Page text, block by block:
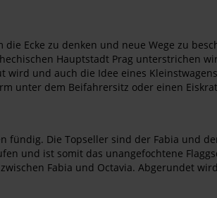
Ecke zu denken und neue Wege zu
Hauptstadt Prag unterstrichen
wird und auch die Idee eines
unter dem Beifahrersitz oder einen
fündig. Die Topseller sind der Fabia und
und ist somit das unangefochtene
Fabia und Octavia. Abgerundet